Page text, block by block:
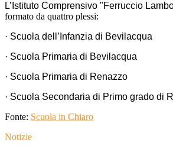
L’Istituto Comprensivo "Ferruccio
formato da quattro plessi:
· Scuola dell’Infanzia di Bevilacqua
· Scuola Primaria di Bevilacqua
· Scuola Primaria di Renazzo
· Scuola Secondaria di Primo grado di
Fonte: Scuola in Chiaro
Notizie